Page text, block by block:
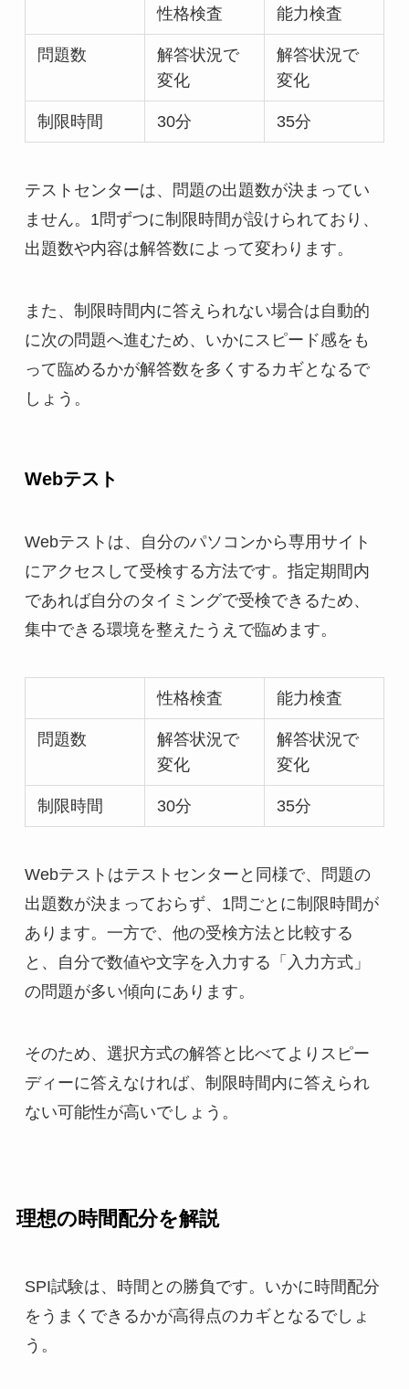
性格検査 能力検査
問題数
解答状況で
変化
解答状況で
変化
制限時間 30分 35分
テストセンターは、問題の出題数が決まってい
ません。1問ずつに制限時間が設けられており、
出題数や内容は解答数によって変わります。
また、制限時間内に答えられない場合は自動的
に次の問題へ進むため、いかにスピード感をも
って臨めるかが解答数を多くするカギとなるで
しょう。
Webテスト
Webテストは、自分のパソコンから専用サイト
にアクセスして受検する方法です。指定期間内
であれば自分のタイミングで受検できるため、
集中できる環境を整えたうえで臨めます。
性格検査 能力検査
問題数
解答状況で
変化
解答状況で
変化
制限時間 30分 35分
Webテストはテストセンターと同様で、問題の
出題数が決まっておらず、1問ごとに制限時間が
あります。一方で、他の受検方法と比較する
と、自分で数値や文字を入力する「入力方式」
の問題が多い傾向にあります。
そのため、選択方式の解答と比べてよりスピー
ディーに答えなければ、制限時間内に答えられ
ない可能性が高いでしょう。
理想の時間配分を解説
SPI試験は、時間との勝負です。いかに時間配分
をうまくできるかが高得点のカギとなるでしょ
う。